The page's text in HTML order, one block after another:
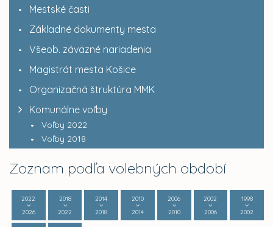
Mestské časti
Základné dokumenty mesta
Všeob. záväzné nariadenia
Magistrát mesta Košice
Organizačná štruktúra MMK
Komunálne voľby
Voľby 2022
Voľby 2018
Zoznam podľa volebných období
2022
2026
2018
2022
2014
2018
2010
2014
2006
2010
2002
2006
1998
2002